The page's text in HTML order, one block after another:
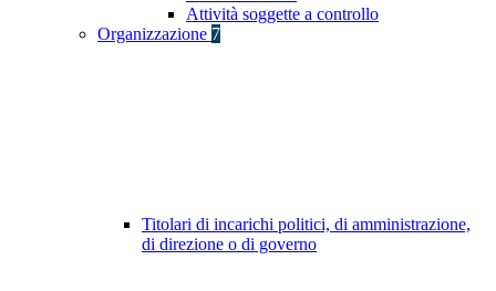
Attività soggette a controllo
Organizzazione 7
Titolari di incarichi politici, di amministrazione,
di direzione o di governo